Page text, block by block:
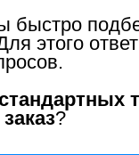
быстро
этого
?